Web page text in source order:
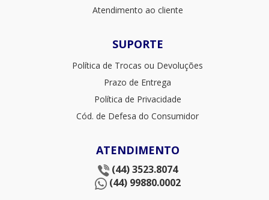
Atendimento ao cliente
SUPORTE
Política de Trocas ou Devoluções
Prazo de Entrega
Política de Privacidade
Cód. de Defesa do Consumidor
ATENDIMENTO
(44) 3523.8074
(44) 99880.0002